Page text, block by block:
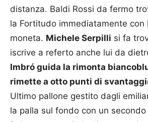
distanza. Baldi Rossi da fermo
la Fortitudo immediatamente con
moneta. Michele Serpilli si fa
iscrive a referto anche lui da
Imbró guida la rimonta
rimette a otto punti di
Ultimo pallone gestito dagli
la palla sul fondo con un